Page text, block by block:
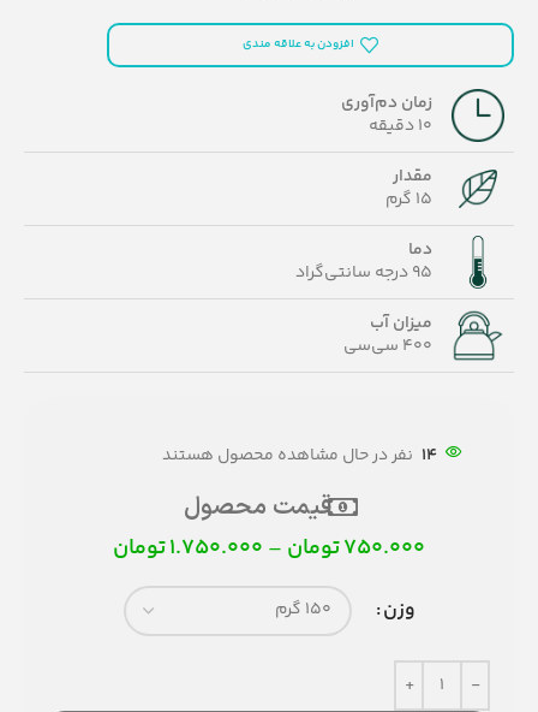
افزودن به علاقه مندی
زمان دم‌آوری
10 دقیقه
مقدار
15 گرم
دما
95 درجه سانتی‌گراد
میزان آب
400 سی‌سی
14 نفر در حال مشاهده محصول هستند
قیمت محصول
750.000تومان –
1.750.000تومان
وزن